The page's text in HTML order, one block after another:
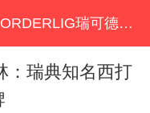
REKORDERLIG瑞可德林西打果酒品牌首页
：瑞典知名西打